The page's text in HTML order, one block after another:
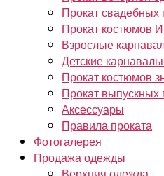
Прокат свадебных
Прокат костюмов
Взрослые
Детские
Прокат костюмов
Прокат выпускных
Аксессуары
Правила проката
Фотогалерея
Продажа одежды